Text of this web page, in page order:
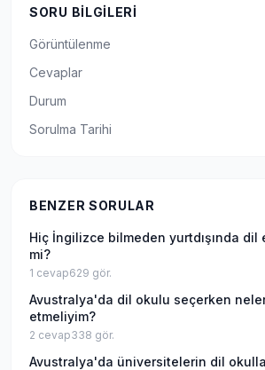
SORU BILGILERI
Görüntülenme
Cevaplar
Durum
Sorulma Tarihi
BENZER SORULAR
Hiç İngilizce bilmeden yurtdışında
mi?
1 cevap629 gör.
Avustralya'da dil okulu seçerken
etmeliyim?
2 cevap338 gör.
Avustralya'da üniversitelerin dil